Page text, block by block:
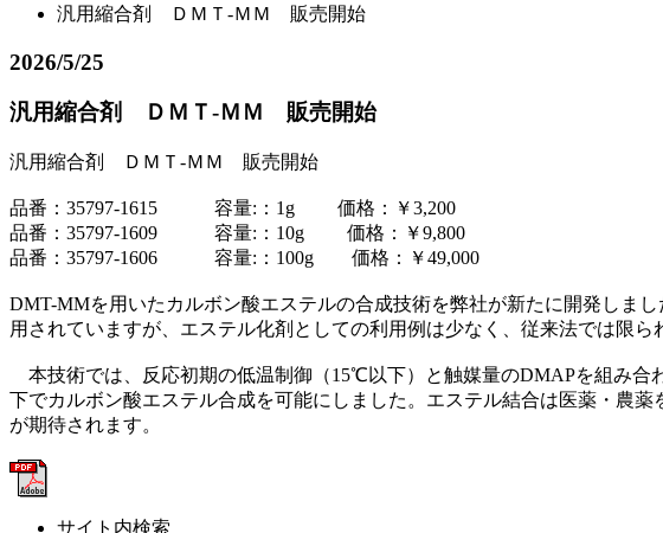
汎用縮合剤 ＤＭＴ-ＭＭ 販売開始
2026/5/25
汎用縮合剤 ＤＭＴ-ＭＭ 販売開始
汎用縮合剤 ＤＭＴ-ＭＭ 販売開始
品番：35797-1615 容量:：1g 価格：￥3,200
品番：35797-1609 容量:：10g 価格：￥9,800
品番：35797-1606 容量:：100g 価格：￥49,000
DMT-MMを用いたカルボン酸エステルの合成技術を弊社が新たに開発しま
用されていますが、エステル化剤としての利用例は少なく、従来法では限ら
本技術では、反応初期の低温制御（15℃以下）と触媒量のDMAPを組み合
下でカルボン酸エステル合成を可能にしました。エステル結合は医薬・農
が期待されます。
サイト内検索